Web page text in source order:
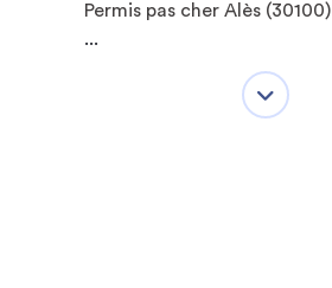
Permis pas cher Alès (30100)
...